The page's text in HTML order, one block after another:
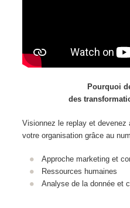
Pourquoi
des
Visionnez le replay et
votre organisation grâce au
Approche marketing et
Ressources humaines
Analyse de la donnée et